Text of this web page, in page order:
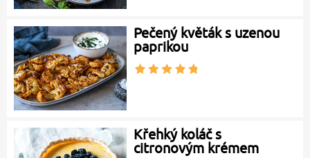
Pečený květák s uzenou
paprikou
Křehký koláč s
citronovým krémem